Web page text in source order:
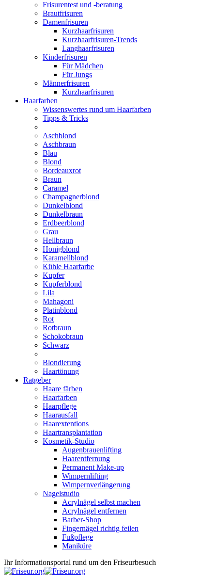
Frisurentest und -beratung
Brautfrisuren
Damenfrisuren
Kurzhaarfrisuren
Kurzhaarfrisuren-Trends
Langhaarfrisuren
Kinderfrisuren
Für Mädchen
Für Jungs
Männerfrisuren
Kurzhaarfrisuren
Haarfarben
Wissenswertes rund um Haarfarben
Tipps & Tricks
Aschblond
Aschbraun
Blau
Blond
Bordeauxrot
Braun
Caramel
Champagnerblond
Dunkelblond
Dunkelbraun
Erdbeerblond
Grau
Hellbraun
Honigblond
Karamellblond
Kühle Haarfarbe
Kupfer
Kupferblond
Lila
Mahagoni
Platinblond
Rot
Rotbraun
Schokobraun
Schwarz
Blondierung
Haartönung
Ratgeber
Haare färben
Haarfarben
Haarpflege
Haarausfall
Haarextentions
Haartransplantation
Kosmetik-Studio
Augenbrauenlifting
Haarentfernung
Permanent Make-up
Wimpernlifting
Wimpernverlängerung
Nagelstudio
Acrylnägel selbst machen
Acrylnägel entfernen
Barber-Shop
Fingernägel richtig feilen
Fußpflege
Maniküre
Ihr Informationsportal rund um den Friseurbesuch